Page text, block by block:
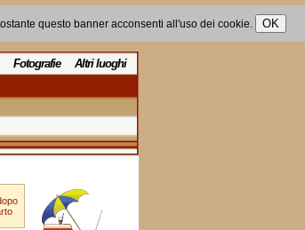
questo banner acconsenti all'uso dei cookie.
Fotografie Altri luoghi